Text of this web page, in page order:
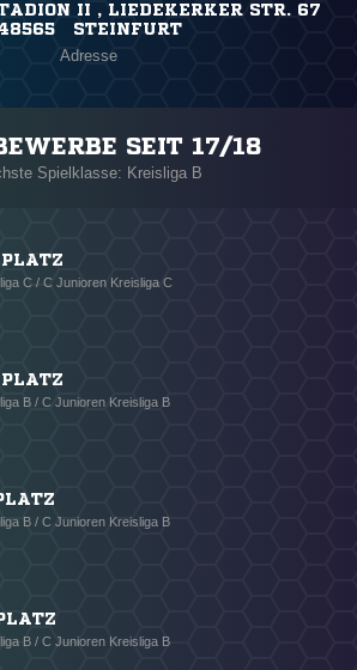
II , LIEDEKERKER STR. 67
STEINFURT
Adresse
SEIT 17/18
Spielklasse: Kreisliga B
PLATZ
C / C Junioren Kreisliga C
PLATZ
B / C Junioren Kreisliga B
B / C Junioren Kreisliga B
B / C Junioren Kreisliga B